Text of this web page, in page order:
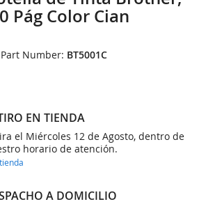
Pág Color Cian
Number: BT5001C
EN TIENDA
el Miércoles 12 de Agosto, dentro de
horario de atención.
A DOMICILIO